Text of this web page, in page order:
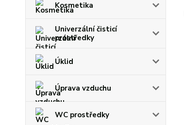
Kosmetika
Univerzální čisticí
prostředky
Úklid
Úprava vzduchu
WC prostředky